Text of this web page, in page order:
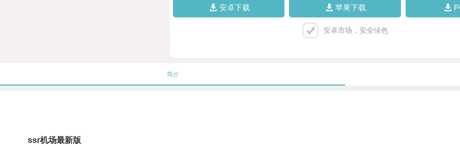
安卓下载 苹果下载
安卓市场，安全绿色
简介
ssr机场最新版